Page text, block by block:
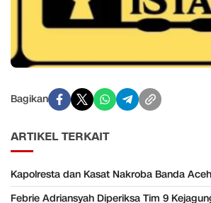
Bagikan
ARTIKEL TERKAIT
Kapolresta dan Kasat Nakroba Banda
Febrie Adriansyah Diperiksa Tim 9